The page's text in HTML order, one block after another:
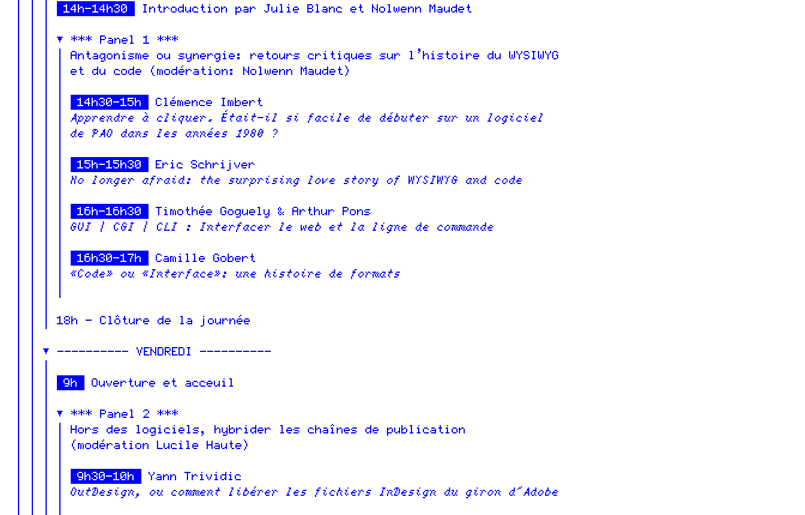
14h-14h30 Introduction par Julie Blanc et Nolwenn Maudet
*** Panel 1 ***
Antagonisme ou synergie: retours critiques sur l’histoire du WYSIWYG
et du code (modération: Nolwenn Maudet)
14h30-15h
Clémence Imbert
Apprendre à cliquer. Était-il si facile de débuter sur un logiciel
de PAO dans les années 1980 ?
15h-15h30
Eric Schrijver
No longer afraid: the surprising love story of WYSIWYG and code
16h-16h30
Timothée Goguely & Arthur Pons
GUI | CGI | CLI : Interfacer le web et la ligne de commande
16h30-17h
Camille Gobert
«Code» ou «Interface»: une histoire de formats
18h - Clôture de la journée
---------- VENDREDI ----------
9h Ouverture et acceuil
*** Panel 2 ***
Hors des logiciels, hybrider les chaînes de publication
(modération Lucile Haute)
9h30-10h
Yann Trividic
OutDesign, ou comment libérer les fichiers InDesign du giron d'Adobe